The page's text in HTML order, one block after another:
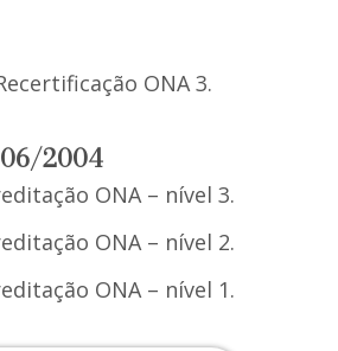
ONA 3.
2004
ONA – nível 3.
ONA – nível 2.
ONA – nível 1.